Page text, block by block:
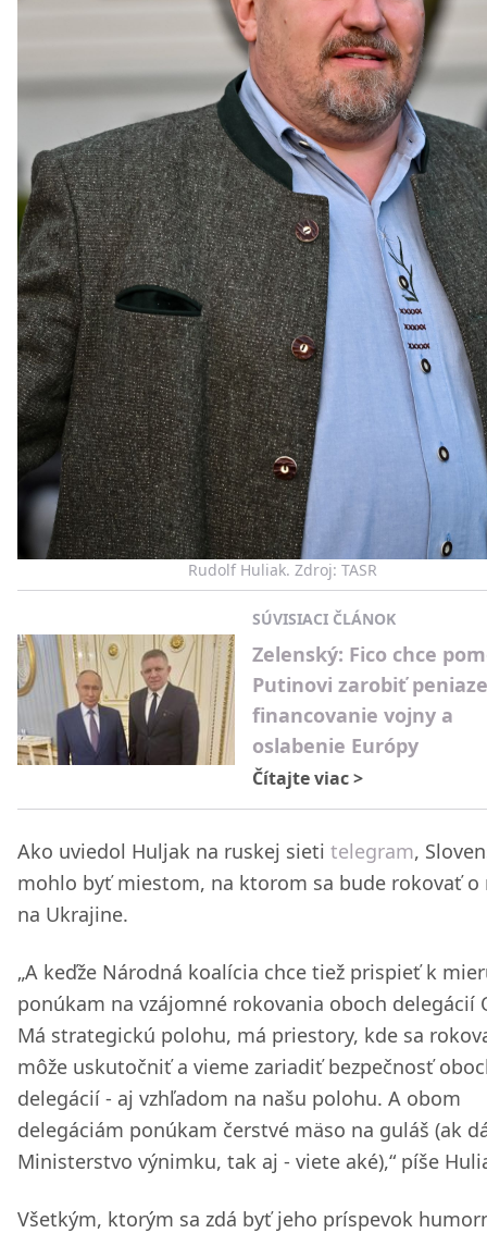
Rudolf Huliak. Zdroj: TASR
SÚVISIACI ČLÁNOK
Zelenský: Fico chce
Putinovi zarobiť
financovanie vojny a
oslabenie Európy
Čítajte viac>
Ako uviedol Huljak na ruskej sieti telegram,
mohlo byť miestom, na ktorom sa bude rokovať o
na Ukrajine.
„A keďže Národná koalícia chce tiež prispieť k
ponúkam na vzájomné rokovania oboch delegácií
Má strategickú polohu, má priestory, kde sa
môže uskutočniť a vieme zariadiť bezpečnosť
delegácií - aj vzhľadom na našu polohu. A obom
delegáciám ponúkam čerstvé mäso na guláš (ak
Ministerstvo výnimku, tak aj - viete aké),“ píše
Všetkým, ktorým sa zdá byť jeho príspevok